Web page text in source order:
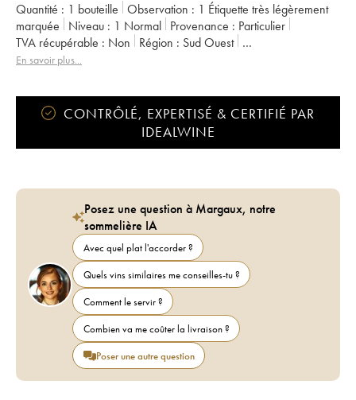
Quantité : 1 bouteille Observation : 1 Étiquette très légèrement
marquée
Niveau : 1 Normal Provenance : particulier
TVA récupérable :
non Région :
Sud Ouest
Appellation :
En savoir plus...
CONTRÔLÉ, EXPERTISÉ & CERTIFIÉ PAR
IDEALWINE
Posez une question à Margaux, notre
sommelière IA
Avec quel plat l'accorder ?
Quels vins similaires me conseilles-tu ?
Comment le servir ?
Combien va me coûter la livraison ?
Poser une autre question